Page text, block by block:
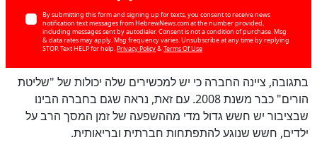
By submitting this form and signing up for texts, you consent to receive news
notification text messages from HebrewNews.com at the number provided,
including messages sent by autodialer. Consent is not a condition of purchase. Msg
& data rates may apply. Msg frequency varies. Unsubscribe at any time by replying
STOP. Text HELP for help. Privacy Policy& Terms Of Use
בתגובה, ציינה החברה כי יש למכשירים שלה יכולות של "שליטת
הורים" כבר משנת 2008. עם זאת, נראה שגם בחברה הבינו
שבציבור יש חשש גדול מדי מההשפעה של זמן המסך הרב על
ילדים, חשש שנוגע להתפתחות חברתית ובריאותית.